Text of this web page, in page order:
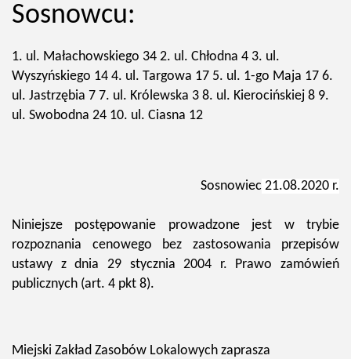
Sosnowcu:
1. ul. Małachowskiego 34 2. ul. Chłodna 4 3. ul.
Wyszyńskiego 14 4. ul. Targowa 17 5. ul. 1-go Maja 17 6.
ul. Jastrzębia 7 7. ul. Królewska 3 8. ul. Kierocińskiej 8 9.
ul. Swobodna 24 10. ul. Ciasna 12
Sosnowiec 21.08.2020 r.
Niniejsze postępowanie prowadzone jest w trybie
rozpoznania cenowego bez zastosowania przepisów
ustawy z dnia 29 stycznia 2004 r. Prawo zamówień
publicznych (art. 4 pkt 8).
Miejski Zakład Zasobów Lokalowych zaprasza